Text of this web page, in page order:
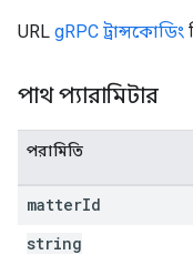
URL gRPC ট্রান্সকোডিং
পাথ প্যারামিটার
পরামিতি
matterId
string